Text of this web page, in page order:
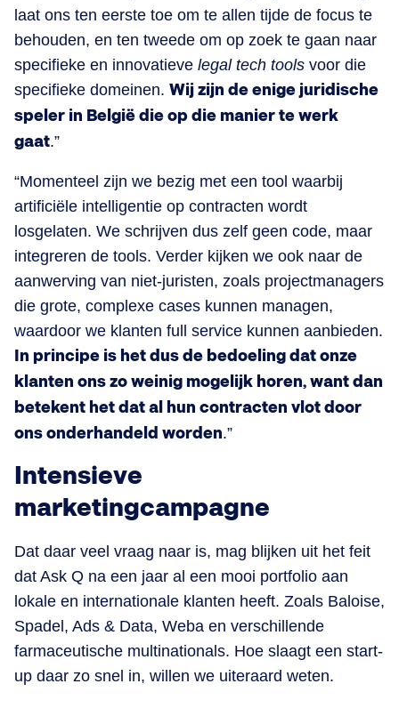
laat ons ten eerste toe om te allen tijde de focus te
behouden, en ten tweede om op zoek te gaan naar
specifieke en innovatieve legal tech tools voor die
specifieke domeinen. Wij zijn de enige juridische
speler in België die op die manier te werk
gaat.”
“Momenteel zijn we bezig met een tool waarbij
artificiële intelligentie op contracten wordt
losgelaten. We schrijven dus zelf geen code, maar
integreren de tools. Verder kijken we ook naar de
aanwerving van niet-juristen, zoals projectmanagers
die grote, complexe cases kunnen managen,
waardoor we klanten full service kunnen aanbieden.
In principe is het dus de bedoeling dat onze
klanten ons zo weinig mogelijk horen, want dan
betekent het dat al hun contracten vlot door
ons onderhandeld worden.”
Intensieve
marketingcampagne
Dat daar veel vraag naar is, mag blijken uit het feit
dat Ask Q na een jaar al een mooi portfolio aan
lokale en internationale klanten heeft. Zoals Baloise,
Spadel, Ads & Data, Weba en verschillende
farmaceutische multinationals. Hoe slaagt een start-
up daar zo snel in, willen we uiteraard weten.